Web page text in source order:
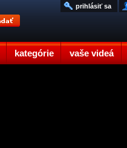
kategórie vaše videá
prihlásiť sa